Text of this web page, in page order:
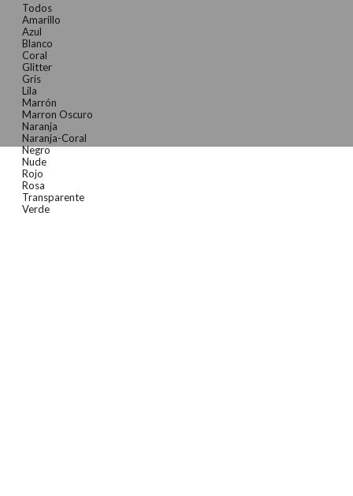
Todos
Amarillo
Azul
Blanco
Coral
Glitter
Gris
Lila
Marrón
Marron Oscuro
Naranja
Naranja-Coral
Negro
Nude
Rojo
Rosa
Transparente
Verde